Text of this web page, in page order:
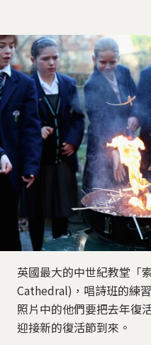
英國最大的中世紀教堂「
Cathedral)，唱詩班的練
照片中的他們要把去年復
迎接新的復活節到來。